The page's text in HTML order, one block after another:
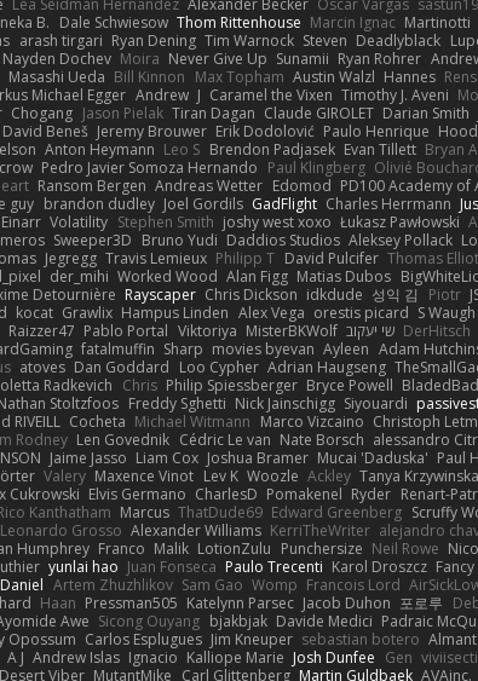
Lea Seidman Hernandez Alexander Becker Oscar Vargas
B. Dale Schwiesow Thom Rittenhouse Marcin Ignac Martinotti
arash tirgari Ryan Dening Tim Warnock Steven Deadlyblack
Nayden Dochev Moira Never Give Up Sunamii Ryan Rohrer
Masashi Ueda Bill Kinnon Max Topham Austin Walzl Hannes
Michael Egger Andrew J Caramel the Vixen Timothy J. Aveni
Chogang Jason Pielak Tiran Dagan Claude GIROLET Darian Smith
David Beneš Jeremy Brouwer Erik Dodolović Paulo Henrique
Anton Heymann Leo S Brendon Padjasek Evan Tillett Bryan
Pedro Javier Somoza Hernando Paul Klingberg Olivié
Ransom Bergen Andreas Wetter Edomod PD100 Academy of
guy brandon dudley Joel Gordils GadFlight Charles Herrmann
Einarr Volatility Stephen Smith joshy west xoxo Łukasz Pawłowski
Sweeper3D Bruno Yudi Daddios Studios Aleksey Pollack
Jegregg Travis Lemieux Philipp T David Pulcifer Thomas
der_mihi Worked Wood Alan Figg Matias Dubos
Detournière Rayscaper Chris Dickson idkdude 성익 김 Piotr
kocat Grawlix Hampus Linden Alex Vega orestis picard S Waugh
Raizzer47 Pablo Portal Viktoriya MisterBKWolf שי יעקוב DerHitsch
fatalmuffin Sharp movies byevan Ayleen Adam
atoves Dan Goddard Loo Cypher Adrian Haugseng
Radkevich Chris Philip Spiessberger Bryce Powell
Stoltzfoos Freddy Sghetti Nick Jainschigg Siyouardi
RIVEILL Cocheta Michael Witmann Marco Vizcaino Christoph
Rodney Len Govednik Cédric Le van Nate Borsch alessandro
Jaime Jasso Liam Cox Joshua Bramer Mucai 'Daduska' Paul
Valery Maxence Vinot Lev K Woozle Ackley Tanya Krzywinska
Cukrowski Elvis Germano CharlesD Pomakenel Ryder Renart-
Kanthatham Marcus ThatDude69 Edward Greenberg Scruffy
Leonardo Grosso Alexander Williams KerriTheWriter alejandro
Humphrey Franco Malik LotionZulu Punchersize Neil Rowe
yunlai hao Juan Fonseca Paulo Trecenti Karol Droszcz
Daniel Artem Zhuzhlikov Sam Gao Womp Francois Lord
Haan Pressman505 Katelynn Parsec Jacob Duhon 포로루
Awe Sicong Ouyang bjakbjak Davide Medici Padraic
Opossum Carlos Esplugues Jim Kneuper sebastian botero
A J Andrew Islas Ignacio Kalliope Marie Josh Dunfee Gen
Desert Viber MutantMike Carl Glittenberg Martin Guldbaek AVAinc.